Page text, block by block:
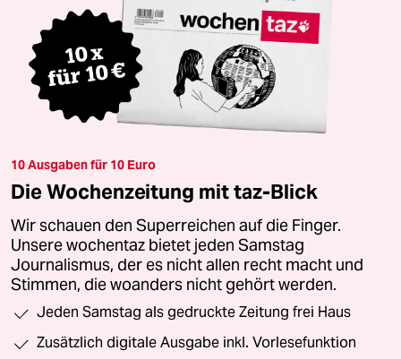
10 Ausgaben für 10 Euro
Die Wochenzeitung mit taz-Blick
Wir schauen den Superreichen auf die Finger.
Unsere wochentaz bietet jeden Samstag
Journalismus, der es nicht allen recht macht und
Stimmen, die woanders nicht gehört werden.
Jeden Samstag als gedruckte Zeitung frei Haus
Zusätzlich digitale Ausgabe inkl. Vorlesefunktion